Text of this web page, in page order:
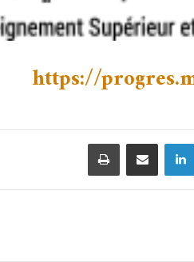
https://
لينكدإن مشاركة عبر البريد طباعة